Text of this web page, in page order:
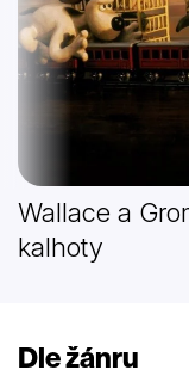
Wallace a
kalhoty
Dle žánru